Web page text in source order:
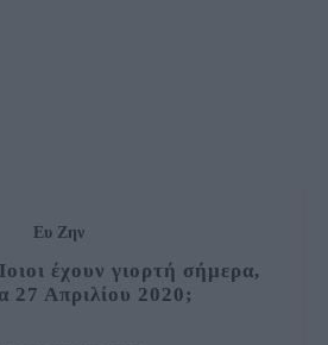
Ευ Ζην
έχουν γιορτή σήμερα,
27 Απριλίου 2020;